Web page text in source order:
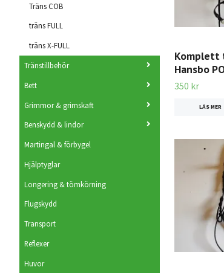
Träns COB
träns FULL
träns X-FULL
Tränstillbehör
Bett
Grimmor & grimskaft
Benskydd & lindor
Martingal & förbygel
Hjälptyglar
Longering & tömkörning
Flugskydd
Transport
Reflexer
Huvor
Komplett
Hansbo
350 kr
LÄS MER